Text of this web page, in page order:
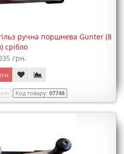
ручна поршнева Gunter (8
срібло
грн.
Код товару: 07748